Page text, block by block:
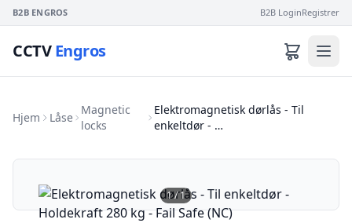
B2B ENGROS B2B LoginRegistrer
CCTVEngros
Hjem Låse
Magnetic
locks
Elektromagnetisk dørlås - Til
enkeltdør - …
1/1